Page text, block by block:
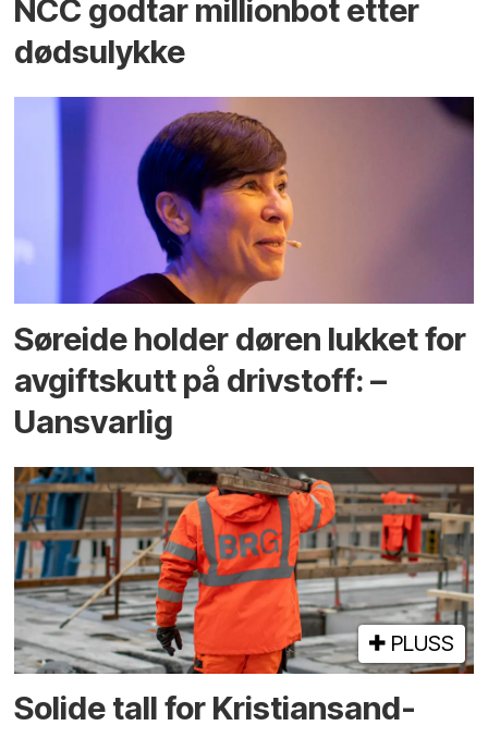
NCC godtar millionbot etter
dødsulykke
Søreide holder døren lukket for
avgiftskutt på drivstoff: –
Uansvarlig
PLUSS
Solide tall for Kristiansand-